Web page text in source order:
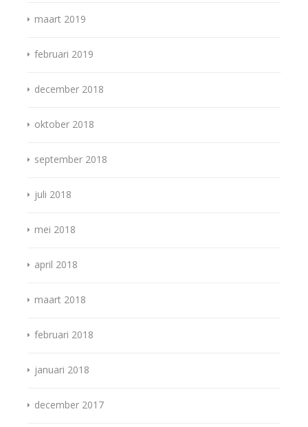
maart 2019
februari 2019
december 2018
oktober 2018
september 2018
juli 2018
mei 2018
april 2018
maart 2018
februari 2018
januari 2018
december 2017